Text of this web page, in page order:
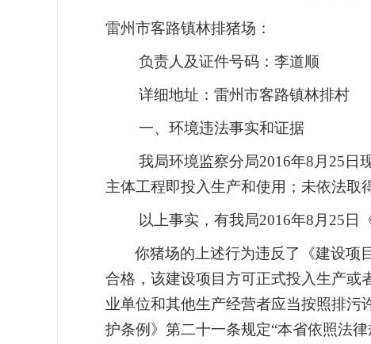
雷州市客路镇林排猪场：
负责人及证件号码：李道顺
详细地址：雷州市客路镇林排村
一、环境违法事实和证据
我局环境监察分局2016年8月25日
主体工程即投入生产和使用；未依法取
以上事实，有我局2016年8月25日
你猪场的上述行为违反了《建设项
合格，该建设项目方可正式投入生产或
业单位和其他生产经营者应当按照排污
护条例》第二十一条规定“本省依照法